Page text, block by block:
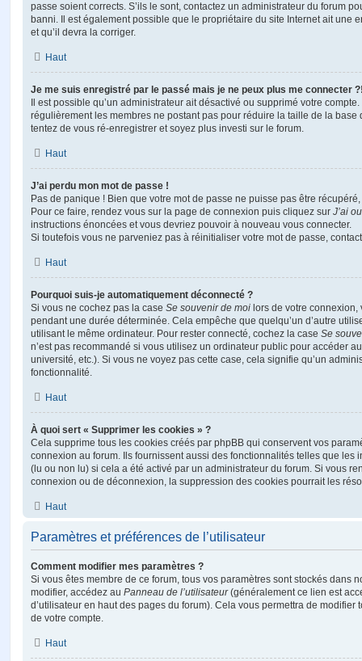
passe soient corrects. S’ils le sont, contactez un administrateur du forum
banni. Il est également possible que le propriétaire du site Internet ait une
et qu’il devra la corriger.
Haut
Je me suis enregistré par le passé mais je ne peux plus me connecter
Il est possible qu’un administrateur ait désactivé ou supprimé votre
régulièrement les membres ne postant pas pour réduire la taille de la base
tentez de vous ré-enregistrer et soyez plus investi sur le forum.
Haut
J’ai perdu mon mot de passe !
Pas de panique ! Bien que votre mot de passe ne puisse pas être
Pour ce faire, rendez vous sur la page de connexion puis cliquez sur J’ai
instructions énoncées et vous devriez pouvoir à nouveau vous connecter.
Si toutefois vous ne parveniez pas à réinitialiser votre mot de passe,
Haut
Pourquoi suis-je automatiquement déconnecté ?
Si vous ne cochez pas la case Se souvenir de moi lors de votre
pendant une durée déterminée. Cela empêche que quelqu’un d’autre
utilisant le même ordinateur. Pour rester connecté, cochez la case Se
n’est pas recommandé si vous utilisez un ordinateur public pour accéder
université, etc.). Si vous ne voyez pas cette case, cela signifie qu’un
fonctionnalité.
Haut
À quoi sert « Supprimer les cookies » ?
Cela supprime tous les cookies créés par phpBB qui conservent vos
connexion au forum. Ils fournissent aussi des fonctionnalités telles que les
(lu ou non lu) si cela a été activé par un administrateur du forum. Si vous
connexion ou de déconnexion, la suppression des cookies pourrait les
Haut
Paramètres et préférences de l’utilisateur
Comment modifier mes paramètres ?
Si vous êtes membre de ce forum, tous vos paramètres sont stockés dans
modifier, accédez au Panneau de l’utilisateur(généralement ce lien est
d’utilisateur en haut des pages du forum). Cela vous permettra de modifier
de votre compte.
Haut